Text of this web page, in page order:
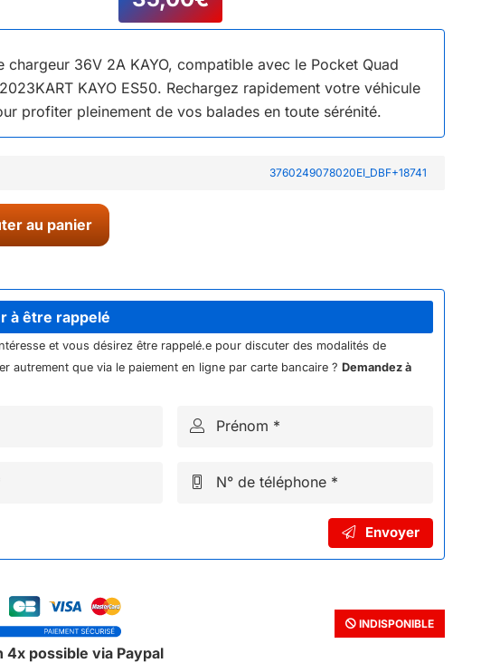
chargeur 36V 2A KAYO, compatible avec le Pocket Quad
KAYO ES50. Rechargez rapidement votre véhicule
profiter pleinement de vos balades en toute sérénité.
3760249078020EI_DBF+18741
au panier
à être rappelé
et vous désirez être rappelé.e pour discuter des modalités de
autrement que via le paiement en ligne par carte bancaire ? Demandez à
Prénom *
N° de téléphone *
Envoyer
INDISPONIBLE
4x possible via Paypal